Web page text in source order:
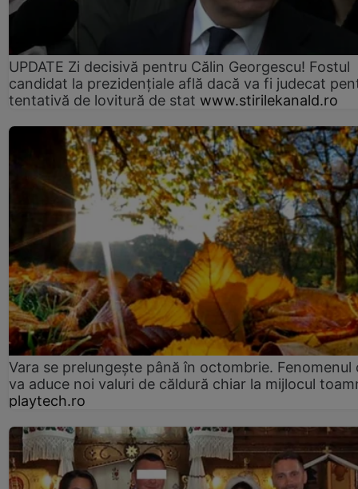
UPDATE Zi decisivă pentru Călin Georgescu! Fostul
candidat la prezidențiale află dacă va fi judecat
tentativă de lovitură de stat www.stirilekanald.ro
Vara se prelungeşte până în octombrie. Fenomenul
va aduce noi valuri de căldură chiar la mijlocul
playtech.ro